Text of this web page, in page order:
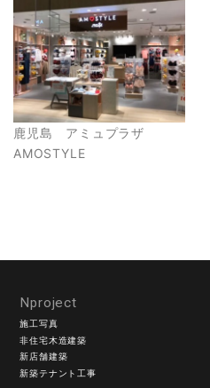
鹿児島 アミュプラザ
AMOSTYLE
Nproject
施工写真
非住宅木造建築
新店舗建築
新築テナント工事